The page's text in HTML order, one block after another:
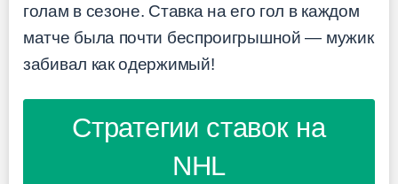
голам в сезоне. Ставка на его гол в каждом
матче была почти беспроигрышной — мужик
забивал как одержимый!
Стратегии ставок на
NHL